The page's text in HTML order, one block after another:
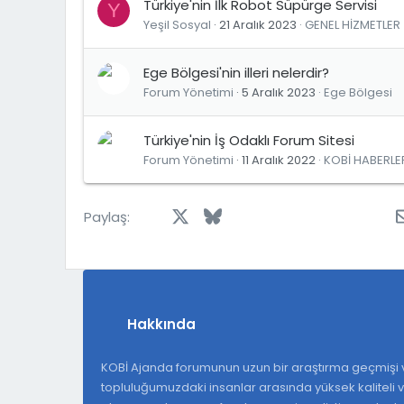
Y Türkiye'nin İlk Robot Süpürge Servisi
Yeşil Sosyal 21 Aralık 2023 GENEL HİZMETLER
Ege Bölgesi'nin illeri nelerdir?
Forum Yönetimi 5 Aralık 2023 Ege Bölgesi
Türkiye'nin İş Odaklı Forum Sitesi
Forum Yönetimi 11 Aralık 2022 KOBİ
Paylaş: FacebookBluesky
Hakkında
KOBİ Ajanda forumunun uzun bir araştırma geçmişi
topluluğumuzdaki insanlar arasında yüksek kaliteli